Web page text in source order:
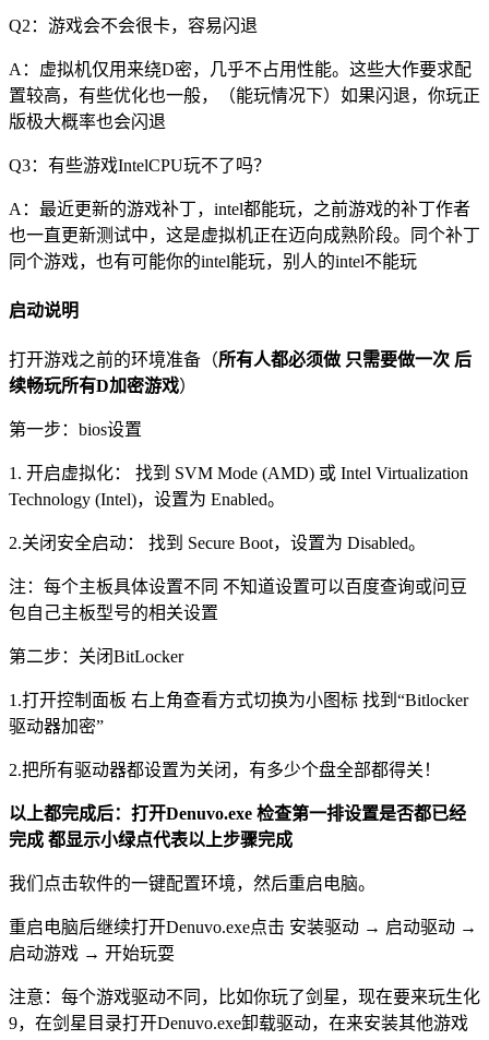
Q2：游戏会不会很卡，容易闪退
A：虚拟机仅用来绕D密，几乎不占用性能。这些大作要求配
置较高，有些优化也一般，（能玩情况下）如果闪退，你玩正
版极大概率也会闪退
Q3：有些游戏IntelCPU玩不了吗？
A：最近更新的游戏补丁，intel都能玩，之前游戏的补丁作者
也一直更新测试中，这是虚拟机正在迈向成熟阶段。同个补丁
同个游戏，也有可能你的intel能玩，别人的intel不能玩
启动说明
打开游戏之前的环境准备（所有人都必须做 只需要做一次 后
续畅玩所有D加密游戏）
第一步：bios设置
1. 开启虚拟化： 找到 SVM Mode (AMD) 或 Intel Virtualization
Technology (Intel)，设置为 Enabled。
2.关闭安全启动： 找到 Secure Boot，设置为 Disabled。
注：每个主板具体设置不同 不知道设置可以百度查询或问豆
包自己主板型号的相关设置
第二步：关闭BitLocker
1.打开控制面板 右上角查看方式切换为小图标 找到“Bitlocker
驱动器加密”
2.把所有驱动器都设置为关闭，有多少个盘全部都得关！
以上都完成后：打开Denuvo.exe 检查第一排设置是否都已经
完成 都显示小绿点代表以上步骤完成
我们点击软件的一键配置环境，然后重启电脑。
重启电脑后继续打开Denuvo.exe点击 安装驱动 → 启动驱动 →
启动游戏 → 开始玩耍
注意：每个游戏驱动不同，比如你玩了剑星，现在要来玩生化
9，在剑星目录打开Denuvo.exe卸载驱动，在来安装其他游戏